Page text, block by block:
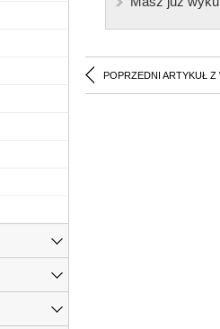
POPRZEDNI ARTYKUŁ Z